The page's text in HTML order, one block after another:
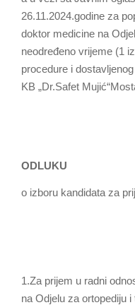
26.11.2024.godine za
doktor medicine na
neodređeno vrijeme (1
procedure i
KB „Dr.Safet
ODLUKU
o izboru kandidata za
1.Za prijem u radni
na Odjelu za ortopediju